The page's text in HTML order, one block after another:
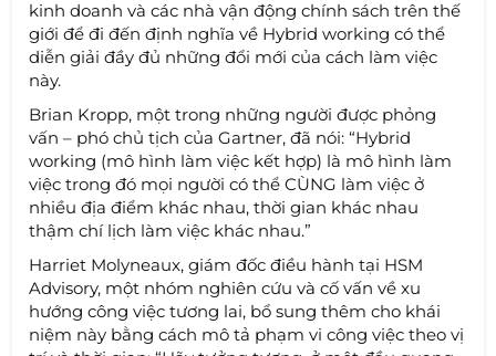
kinh doanh và các nhà vận động chính sách trên thế
giới để đi đến định nghĩa về Hybrid working có thể
diễn giải đầy đủ những đổi mới của cách làm việc
này.
Brian Kropp, một trong những người được phỏng
vấn – phó chủ tịch của Gartner, đã nói: “Hybrid
working (mô hình làm việc kết hợp) là mô hình làm
việc trong đó mọi người có thể CÙNG làm việc ở
nhiều địa điểm khác nhau, thời gian khác nhau
thậm chí lịch làm việc khác nhau.”
Harriet Molyneaux, giám đốc điều hành tại HSM
Advisory, một nhóm nghiên cứu và cố vấn về xu
hướng công việc tương lai, bổ sung thêm cho khái
niệm này bằng cách mô tả phạm vi công việc theo vị